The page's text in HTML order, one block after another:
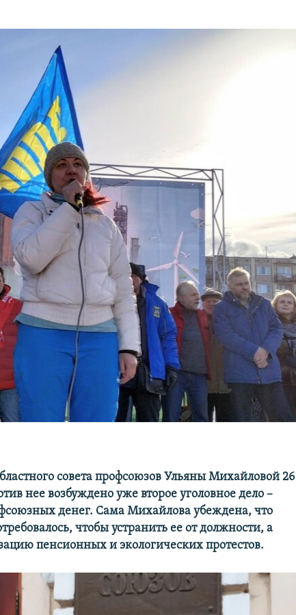
совета профсоюзов Ульяны Михайловой 26
нее возбуждено уже второе уголовное дело –
денег. Сама Михайлова убеждена, что
чтобы устранить ее от должности, а
пенсионных и экологических протестов.